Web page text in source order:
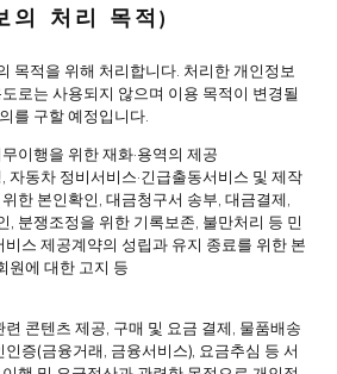
의 처리 목적)
목적을 위해 처리합니다. 처리한 개인정보
로는 사용되지 않으며 이용 목적이 변경될
를 구할 예정입니다.
이행을 위한 재화∙용역의 제공
자동차 정비서비스∙긴급출동서비스 및 제작
한 본인확인, 대금청구서 송부, 대금결제,
, 분쟁조정을 위한 기록보존, 불만처리 등 민
비스 제공계약의 성립과 유지 종료를 위한 본
원에 대한 고지 등
콘텐츠 제공, 구매 및 요금 결제, 물품배송
증(금융거래, 금융서비스), 요금추심 등 서